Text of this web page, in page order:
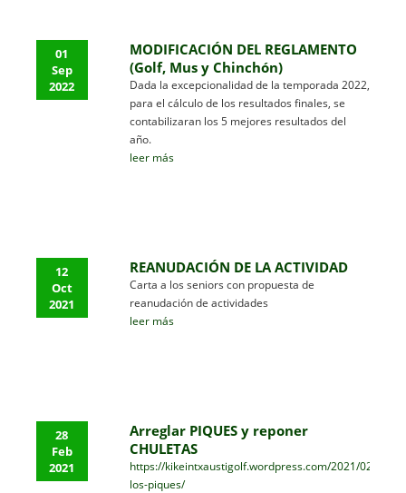
01
Sep
2022
MODIFICACIÓN DEL REGLAMENTO
(Golf, Mus y Chinchón)
Dada la excepcionalidad de la temporada 2022,
para el cálculo de los resultados finales, se
contabilizaran los 5 mejores resultados del
año.
leer más
12
Oct
2021
REANUDACIÓN DE LA ACTIVIDAD
Carta a los seniors con propuesta de
reanudación de actividades
leer más
28
Feb
2021
Arreglar PIQUES y reponer
CHULETAS
https://kikeintxaustigolf.wordpress.com/2021/02/24/
los-piques/